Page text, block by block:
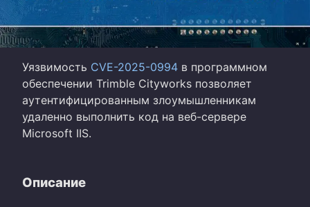
Уязвимость CVE-2025-0994 в программном
обеспечении Trimble Cityworks позволяет
аутентифицированным злоумышленникам
удаленно выполнить код на веб-сервере
Microsoft IIS.
Описание